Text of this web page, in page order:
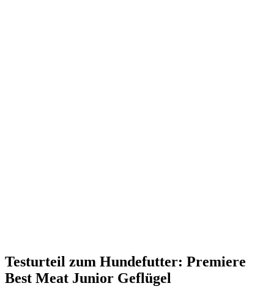
Testurteil zum Hundefutter: Premiere
Best Meat Junior Geflügel